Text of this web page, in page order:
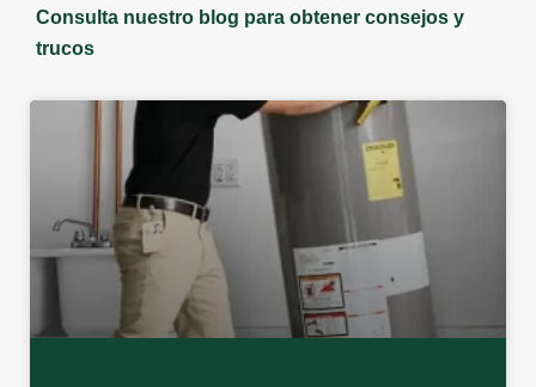
Consulta nuestro blog para obtener consejos y
trucos